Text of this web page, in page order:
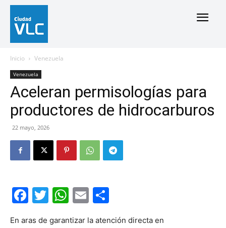
Inicio Venezuela
Venezuela
Aceleran permisologías para
productores de hidrocarburos
22 mayo, 2026
Facebook
Twitter
WhatsApp
Email
En aras de garantizar la atención directa en